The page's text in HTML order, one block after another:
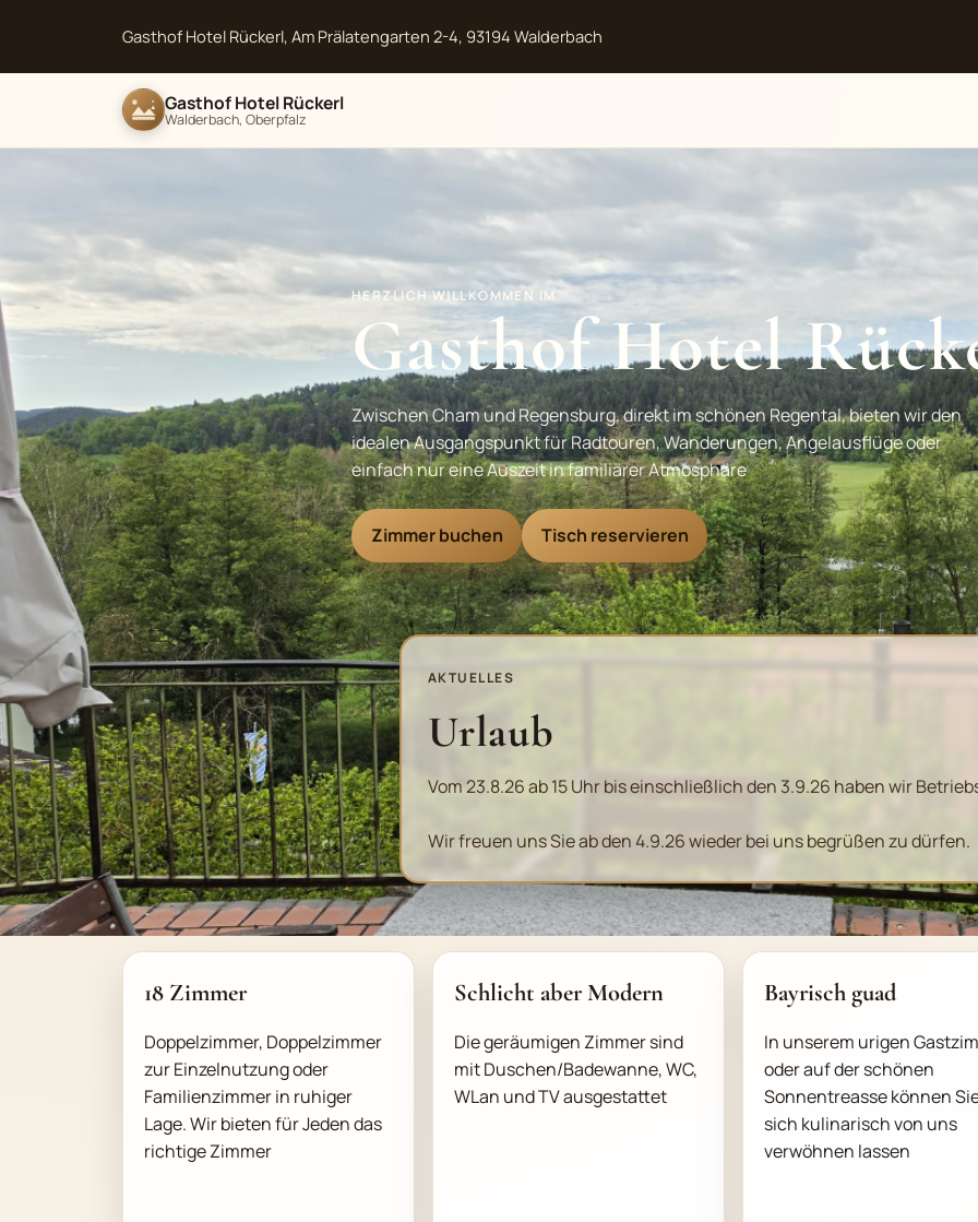
Gasthof Hotel Rückerl, Am Prälatengarten 2-4, 93194 Walderbach
Gasthof Hotel Rückerl
Walderbach, Oberpfalz
HERZLICH WILLKOMMEN IM
Gasthof Hotel
Zwischen Cham und Regensburg, direkt im schönen Regental, bieten wir den
idealen Ausgangspunkt für Radtouren, Wanderungen, Angelausflüge oder
einfach nur eine Auszeit in familiärer Atmosphäre
Zimmer buchen Tisch reservieren
AKTUELLES
Urlaub
Vom 23.8.26 ab 15 Uhr bis einschließlich den 3.9.26 haben wir
Wir freuen uns Sie ab den 4.9.26 wieder bei uns begrüßen zu dürfen.
18 Zimmer
Doppelzimmer, Doppelzimmer
zur Einzelnutzung oder
Familienzimmer in ruhiger
Lage. Wir bieten für Jeden das
richtige Zimmer
Schlicht aber Modern
Die geräumigen Zimmer sind
mit Duschen/Badewanne, WC,
WLan und TV ausgestattet
Bayrisch guad
In unserem urigen
oder auf der schönen
Sonnentreasse können
sich kulinarisch von uns
verwöhnen lassen